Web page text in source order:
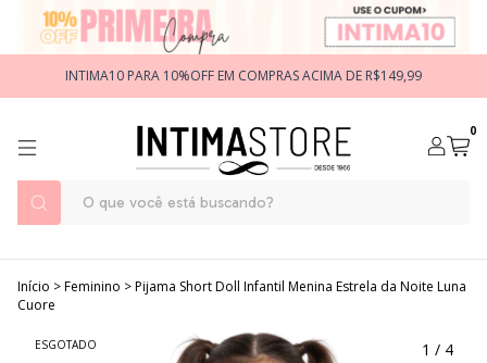
INTIMA10 PARA 10%OFF EM COMPRAS ACIMA DE R$149,99
0
Início >Feminino >Pijama Short Doll Infantil Menina Estrela da Noite Luna
Cuore
ESGOTADO 1 / 4